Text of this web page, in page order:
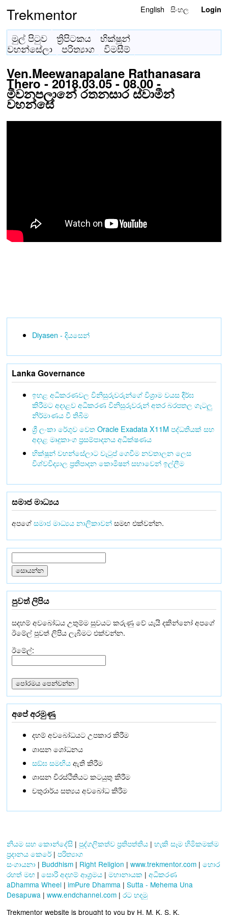
Trekmentor English සිංහල Login
මුල් පිටුව ත්‍රිපිටකය
භික්ෂූන්
වහන්සේලා
පරිත්‍යාග විමසීම්
Ven.Meewanapalane Rathanasara
Thero - 2018.03.05 - 08.00 -
මීවනපලානේ රතනසාර ස්වාමීන්
වහන්සේ
Diyasen - දියසෙන්
Lanka Governance
ඉහළ අධිකරණවල විනිසුරුවරුන්ගේ විශ්‍රාම වයස දීර්ඝ
කිරීමට අදාළව අධිකරණ විනිසුරුවරුන් අතර බරපතල ගැටලු
නිර්මාණය වී තිබීම
ශ්‍රී ලංකා රේගුව වෙත Oracle Exadata X11M පද්ධතියක් සහ
අදාළ මෘදුකාංග ප්‍රසම්පාදනය අධීක්ෂණය
භික්ෂූන් වහන්සේලාට වැටුප් ගෙවීම නවතාලන ලෙස
විශ්වවිද්‍යාල ප්‍රතිපාදන කොමිෂන් සභාවෙන් ඉල්ලීම
සමාජ මාධ්‍යය
අපගේසමාජ මාධ්‍යය නාලිකාවන්සමඟ එක්වන්න.
පුවත් ලිපිය
සදහම් අවබෝධය උතුම්ම සුවයට කරුණු වේ යැයි දකින්නෝ අපගේ
ඊමේල් පුවත් ලිපිය ලැබීමට එක්වන්න.
ඊමේල්:
අපේ අරමුණු
දහම් අවබෝධයට උපකාර කිරීම
ශාසන ශෝධනය
සඞ්‌ඝ සමඟියඇති කිරීම
ශාසන චිරස්ථිතියට කටයුතු කිරීම
චතුරාර්ය සත්‍යය අවබෝධ කිරීම
නියම සහ කොන්දේසි | පුද්ගලිකත්ව ප්‍රතිපත්තිය | හැකි සෑම හිමිකමක්ම
ප්‍රදානය කෙරේ | පරිත්‍යාග
සංගායනා | Buddhism | Right Religion | www.trekmentor.com | හොර
රහත් මඟ | සොරි අදහම් ආශ්‍රමය | මහානායක | අධිකරණ
aDhamma Wheel | imPure Dhamma | Sutta - Mehema Una
Desapuwa | www.endchannel.com | රට හදමු
Trekmentor website is brought to you by H. M. K. S. K.